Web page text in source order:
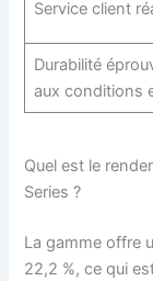
Service client
Durabilité
aux conditions
Quel est le
Series ?
La gamme offre
22,2 %, ce qui